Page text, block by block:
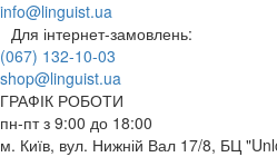
info@linguist.ua
Для інтернет-замовлень:
(067) 132-10-03
shop@linguist.ua
ГРАФІК РОБОТИ
пн-пт з 9:00 до 18:00
м. Київ, вул. Нижній Вал 17/8, БЦ